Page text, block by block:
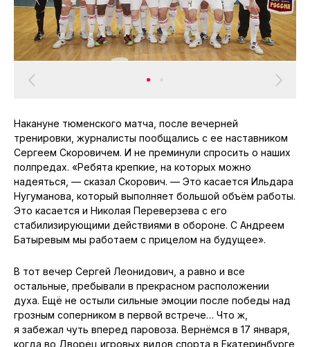
Накануне тюменского матча, после вечерней
тренировки, журналисты пообщались с ее наставником
Сергеем Скоровичем. И не преминули спросить о наших
полпредах. «Ребята крепкие, на которых можно
надеяться, — сказал Скорович. — Это касается Ильдара
Нугуманова, который выполняет большой объём работы.
Это касается и Николая Переверзева с его
стабилизирующими действиями в обороне. С Андреем
Батыревым мы работаем с прицелом на будущее».
В тот вечер Сергей Леонидович, а равно и все
остальные, пребывали в прекрасном расположении
духа. Ещё не остыли сильные эмоции после победы над
грозным соперником в первой встрече… Что ж,
я забежал чуть вперед паровоза. Вернёмся в 17 января,
когда во Дворец игровых видов спорта в Екатеринбурге